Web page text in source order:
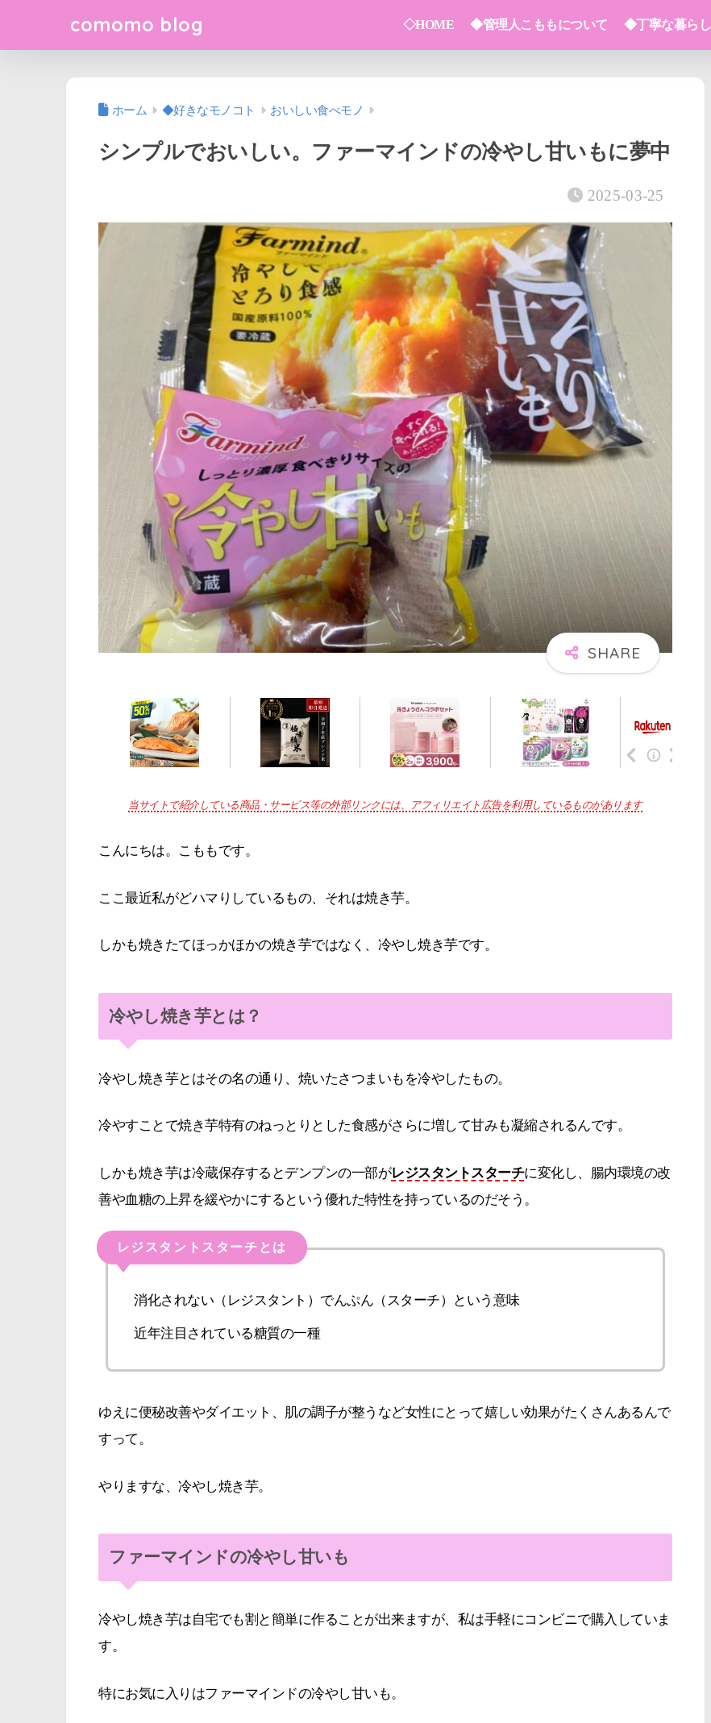
comomo blog ◇HOME ◆管理人こももについて ◆丁寧な暮らし
ホーム ◆好きなモノコト おいしい食べモノ
シンプルでおいしい。ファーマインドの冷やし甘いもに夢中
2025-03-25
当サイトで紹介している商品・サービス等の外部リンクには、アフィリエイト広告を利用しているものがあります
こんにちは。こももです。
ここ最近私がどハマりしているもの、それは焼き芋。
しかも焼きたてほっかほかの焼き芋ではなく、冷やし焼き芋です。
冷やし焼き芋とは？
冷やし焼き芋とはその名の通り、焼いたさつまいもを冷やしたもの。
冷やすことで焼き芋特有のねっとりとした食感がさらに増して甘みも凝縮されるんです。
しかも焼き芋は冷蔵保存するとデンプンの一部がレジスタントスターチに変化し、腸内環境の改
善や血糖の上昇を緩やかにするという優れた特性を持っているのだそう。
レジスタントスターチとは
消化されない（レジスタント）でんぷん（スターチ）という意味
近年注目されている糖質の一種
ゆえに便秘改善やダイエット、肌の調子が整うなど女性にとって嬉しい効果がたくさんあるんで
すって。
やりますな、冷やし焼き芋。
ファーマインドの冷やし甘いも
冷やし焼き芋は自宅でも割と簡単に作ることが出来ますが、私は手軽にコンビニで購入していま
す。
特にお気に入りはファーマインドの冷やし甘いも。